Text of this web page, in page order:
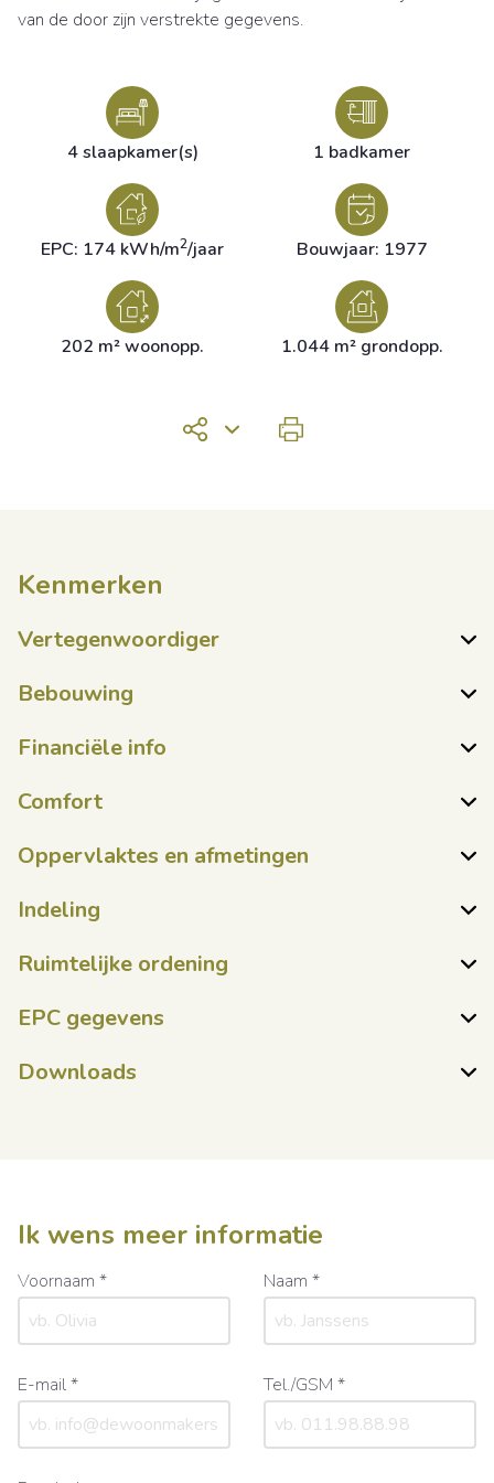
van de door zijn verstrekte gegevens.
4 slaapkamer(s) 1 badkamer
EPC: 174 kWh/m2/jaar Bouwjaar: 1977
202 m² woonopp. 1.044 m² grondopp.
Kenmerken
Vertegenwoordiger
Bebouwing
Financiële info
Comfort
Oppervlaktes en afmetingen
Indeling
Ruimtelijke ordening
EPC gegevens
Downloads
Ik wens meer informatie
Voornaam * Naam *
E-mail * Tel./GSM *